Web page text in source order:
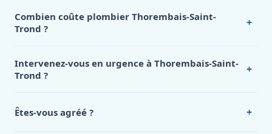
Combien coûte plombier Thorembais-Saint-
Trond ?
+
Thorembais-Saint-Trond, appelez le 0472 53 24 26.
Intervenez-vous en urgence à Thorembais-Saint-
Trond ?
+
Êtes-vous agréé ? +